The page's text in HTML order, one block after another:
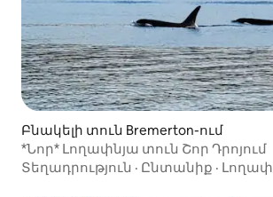
Բնակելի տուն Bremerton-ում
*Նոր* Լողափնյա տուն Շոր Դրոյում
Տեղադրություն · Ընտանիք · Լողափ